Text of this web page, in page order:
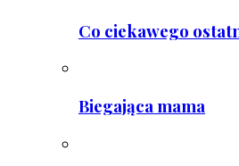
Co ciekawego
Biegająca mama